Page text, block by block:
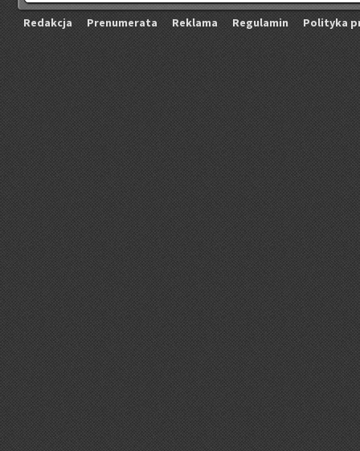
Re­dak­cja Pre­nu­me­ra­ta Re­kla­ma Re­gu­la­min Po­li­ty­ka